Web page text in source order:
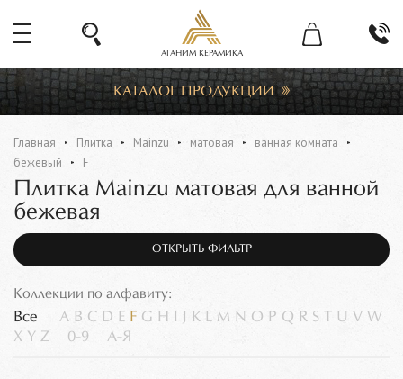
АГАНИМ КЕРАМИКА
КАТАЛОГ ПРОДУКЦИИ
Главная Плитка Mainzu матовая
ванная комната
бежевый
F
Плитка Mainzu матовая для ванной
бежевая
ОТКРЫТЬ ФИЛЬТР
Коллекции по алфавиту:
Все A B C D E F G H K L M N O P Q R S U V W
X Y Z 0-9 А-Я